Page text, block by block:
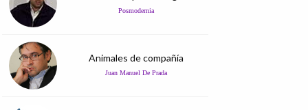
Posmodernia
Animales de compañía
Juan Manuel De Prada